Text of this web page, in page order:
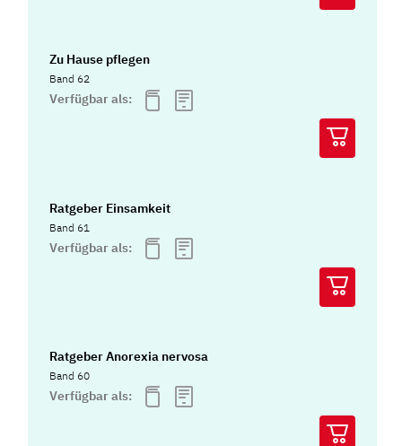
Zu Hause pflegen
Band 62
Verfügbar als:
Ratgeber Einsamkeit
Band 61
Verfügbar als:
Ratgeber Anorexia nervosa
Band 60
Verfügbar als: